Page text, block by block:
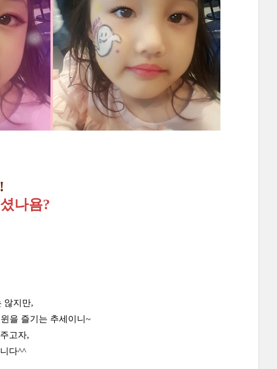
나욤?
않지만,
을 즐기는 추세이니~
고자,
다^^